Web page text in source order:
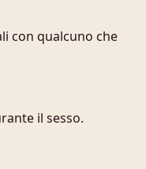
con qualcuno che
il sesso.